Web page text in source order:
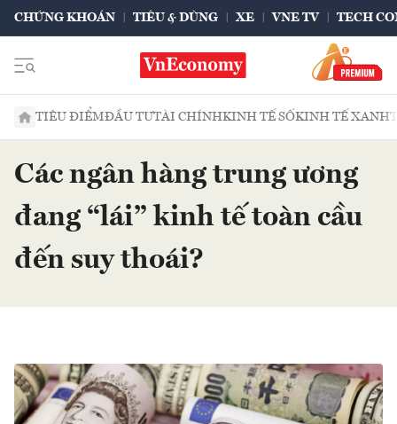
CHỨNG KHOÁN TIÊU & DÙNG XE VNE TV TECH
TIÊU ĐIỂMĐẦU TƯTÀI CHÍNHKINH TẾ SỐKINH TẾ XANH
Các ngân hàng trung ương
đang “lái” kinh tế toàn cầu
đến suy thoái?